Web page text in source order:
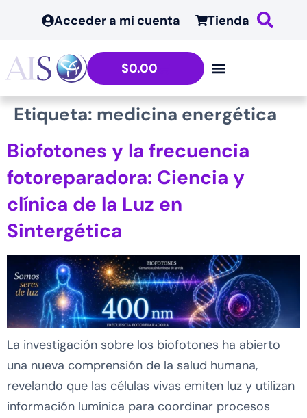
contenido
Acceder a mi cuenta Tienda
$0.00
Etiqueta: medicina energética
Biofotones y la frecuencia
fotoreparadora: Ciencia y
clínica de la Luz en
Sintergética
La investigación sobre los biofotones ha abierto
una nueva comprensión de la salud humana,
revelando que las células vivas emiten luz y utilizan
información lumínica para coordinar procesos